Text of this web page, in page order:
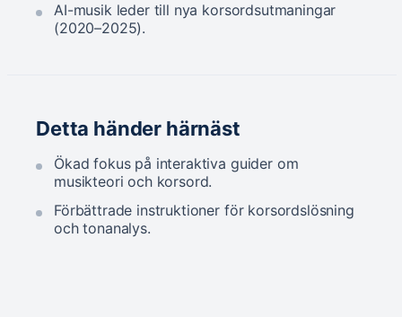
AI-musik leder till nya korsordsutmaningar
(2020–2025).
Detta händer härnäst
Ökad fokus på interaktiva guider om
musikteori och korsord.
Förbättrade instruktioner för korsordslösning
och tonanalys.